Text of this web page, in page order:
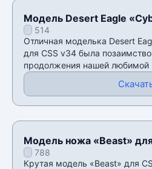
Модель Desert Eagle
CSS v34
514
Отличная моделька Desert
для CSS v34 была
продолжения нашей любимой
Модель ножа «Beast»
788
Крутая модель «Beast» для